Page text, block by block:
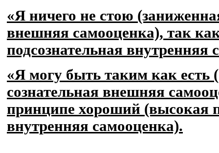
«Я ничего не стою
внешняя самооценка), так
подсознательная внутренняя
«Я могу быть таким как есть
сознательная внешняя
принципе хороший (высокая
внутренняя самооценка).